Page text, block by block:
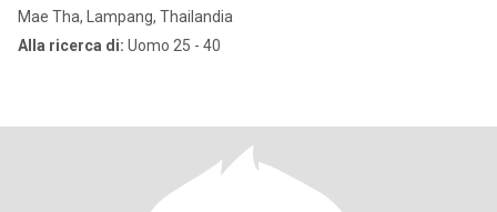
Mae Tha, Lampang, Thailandia
Alla ricerca di: Uomo 25 - 40